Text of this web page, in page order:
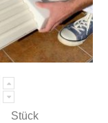
Stück